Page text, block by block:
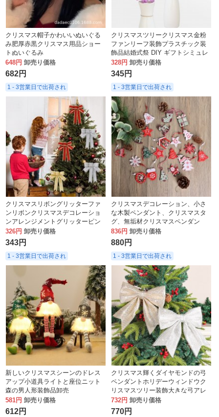
クリスマス帽子かわいいぬいぐる
み肥厚赤黒クリスマス用品ショー
トぬいぐるみ
648円 卸売り価格
682円
1 - 3営業日で出荷され
クリスマスツリークリスマス金粉
ファンリーフ装飾プラスチック装
飾品結婚式祭 DIY ギフトシミュレ
ーション花
328円 卸売り価格
345円
1 - 3営業日で出荷され
クリスマスリボングリッターファ
ンリボンクリスマスデコレーショ
ンアレンジメントグリッターピン
クマルチカラーリボンクリスマス
ツリーペンダント
326円 卸売り価格
343円
1 - 3営業日で出荷され
クリスマスデコレーション、小さ
な木製ペンダント、クリスマスタ
グ、無垢材クリスマスペンダン
ト、ウッドチップカービングペン
ダント、吊り下げ飾り
836円 卸売り価格
880円
1 - 3営業日で出荷され
新しいクリスマスシーンのドレス
アップ小道具ライトと座位ニット
森の男人形装飾品卸売
581円 卸売り価格
612円
クリスマス輝くダイヤモンドの弓
ペンダントホリデーウィンドウク
リスマスツリー装飾大きな弓アレ
ンジメントアクセサリー卸売
732円 卸売り価格
770円